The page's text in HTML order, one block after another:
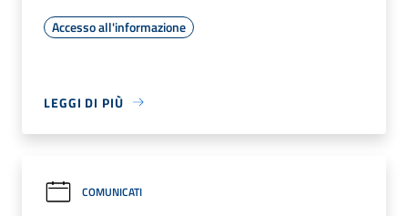
Accesso all'informazione
LEGGI DI PIÙ
COMUNICATI